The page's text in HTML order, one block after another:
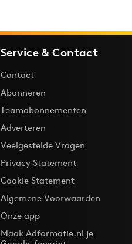
Service & Contact
Contact
Abonneren
Teamabonnementen
Adverteren
Veelgestelde Vragen
Privacy Statement
Cookie Statement
Algemene Voorwaarden
Onze app
Maak Adformatie.nl je